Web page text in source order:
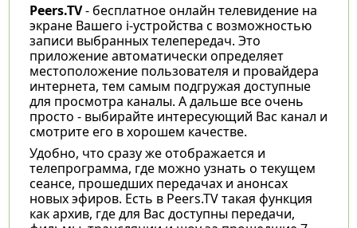
Peers.TV- бесплатное онлайн телевидение на
экране Вашего i-устройства с возможностью
записи выбранных телепередач. Это
приложение автоматически определяет
местоположение пользователя и провайдера
интернета, тем самым подгружая доступные
для просмотра каналы. А дальше все очень
просто - выбирайте интересующий Вас канал и
смотрите его в хорошем качестве.
Удобно, что сразу же отображается и
телепрограмма, где можно узнать о текущем
сеансе, прошедших передачах и анонсах
новых эфиров. Есть в Peers.TV такая функция
как архив, где для Вас доступны передачи,